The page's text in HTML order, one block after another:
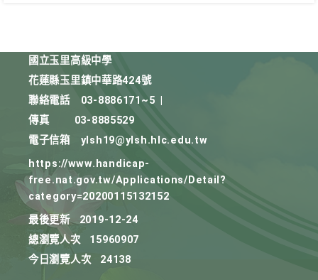
國立玉里高級中學
花蓮縣玉里鎮中華路424號
聯絡電話
03-8886171~5
傳真
03-8885529
電子信箱
ylsh19@ylsh.hlc.edu.tw
https://www.handicap-
free.nat.gov.tw/Applications/Detail?
category=20200115132152
最後更新
2019-12-24
總瀏覽人次
15960907
今日瀏覽人次
24138